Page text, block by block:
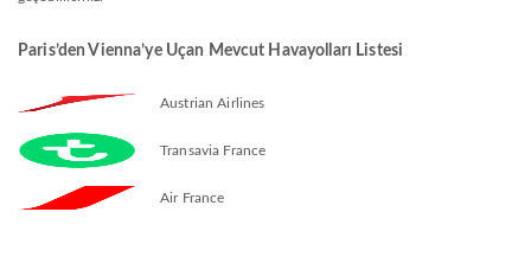
Paris’den Vienna’ye Uçan Mevcut Havayolları Listesi
Austrian Airlines
Transavia France
Air France